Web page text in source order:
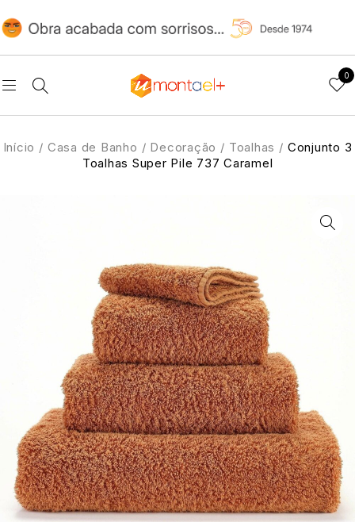
0
Início / Casa de Banho / Decoração / Toalhas / Conjunto 3
Toalhas Super Pile 737 Caramel